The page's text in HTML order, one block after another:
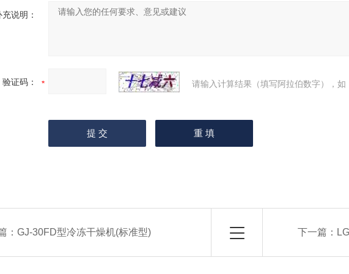
充说明：
验证码： 请输入计算结果（填写阿拉伯数字），如
：GJ-30FD型冷冻干燥机(标准型) 下一篇：